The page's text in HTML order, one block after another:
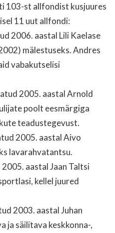
103-st allfondist kusjuures
11 uut allfondi:
2006. aastal Lili Kaelase
mälestuseks. Andres
vabakutselisi
2005. aastal Arnold
poolt eesmärgiga
teadustegevust.
2005. aastal Aivo
lavarahvatantsu.
aastal Jaan Taltsi
kellel juured
2003. aastal Juhan
ja säilitava keskkonna-,